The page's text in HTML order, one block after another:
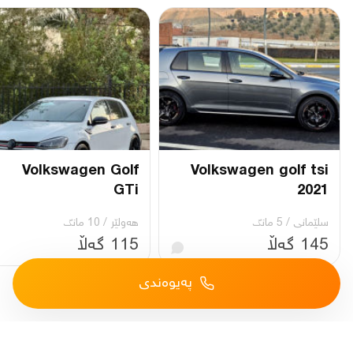
Volkswagen golf tsi
2021
سلێمانی / 5 مانگ
145 گەڵا
Volkswagen Golf
GTi
هەولێر / 10 مانگ
115 گەڵا
پەیوەندی